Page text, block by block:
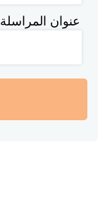
عنوان المراسلة